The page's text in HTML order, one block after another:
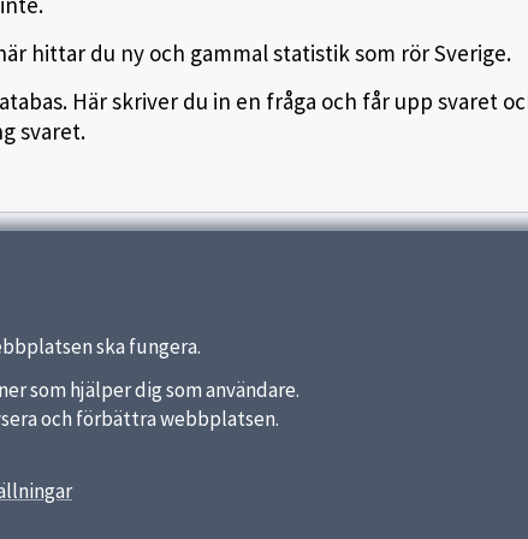
hittar du ny och gammal statistik som rör Sverige.
Här skriver du in en fråga och får upp svaret
svaret.
ska fungera.
som hjälper dig som användare.
och förbättra webbplatsen.